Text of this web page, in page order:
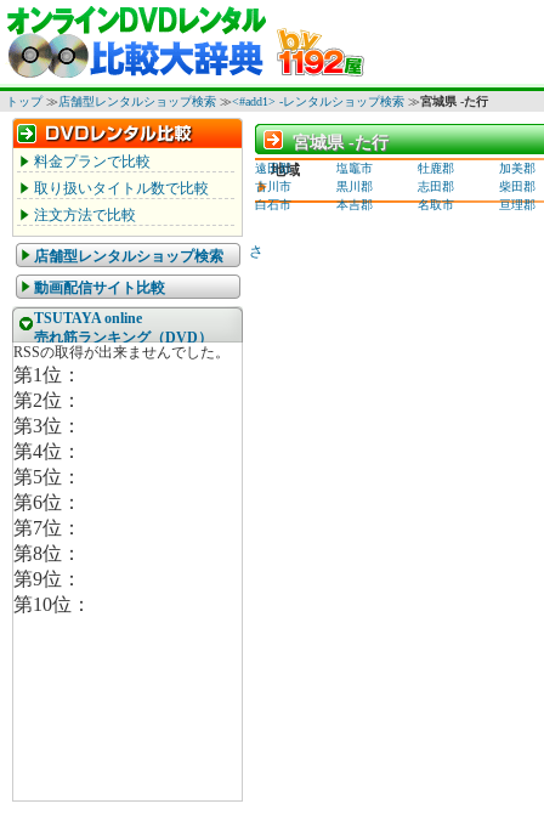
トップ≫店舗型レンタルショップ検索 ≫<#add1> -レンタルショップ検索 ≫宮城県 -た行
料金プランで比較
取り扱いタイトル数で比較
注文方法で比較
店舗型レンタルショップ検索
動画配信サイト比較
TSUTAYA online
売れ筋ランキング（DVD）
宮城県 -た行
宮城県 -た行
地域
遠田郡 塩竈市 牡鹿郡
加美郡
古川市
黒川郡 志田郡
柴田郡
白石市
本吉郡 名取市 亘理郡
さ